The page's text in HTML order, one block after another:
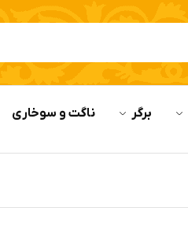
برگر ناگت و سوخاری